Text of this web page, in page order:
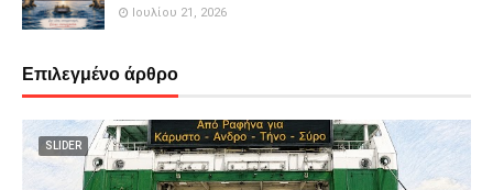
Ιουλίου 21, 2026
Επιλεγμένο άρθρο
SLIDER